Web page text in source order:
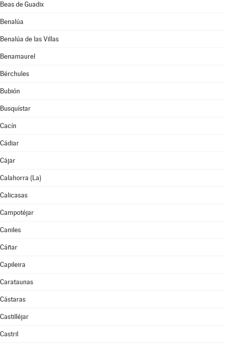
Beas de Guadix
Benalúa
Benalúa de las Villas
Benamaurel
Bérchules
Bubión
Busquístar
Cacín
Cádiar
Cájar
Calahorra (La)
Calicasas
Campotéjar
Caniles
Cáñar
Capileira
Carataunas
Cástaras
Castilléjar
Castril